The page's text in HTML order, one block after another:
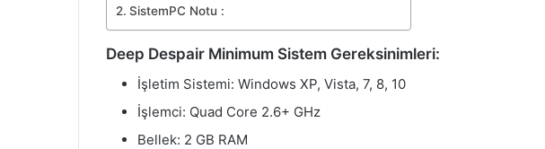
SistemPC Notu :
Deep Despair Minimum Sistem Gereksinimleri:
İşletim Sistemi: Windows XP, Vista, 7, 8, 10
İşlemci: Quad Core 2.6+ GHz
Bellek: 2 GB RAM